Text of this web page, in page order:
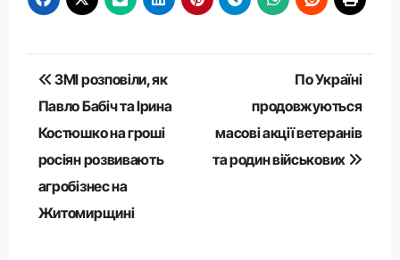
Навігація
записів
ЗМІ розповіли, як
Павло Бабіч та Ірина
Костюшко на гроші
росіян розвивають
агробізнес на
Житомирщині
По Україні
продовжуються
масові акції ветеранів
та родин військових